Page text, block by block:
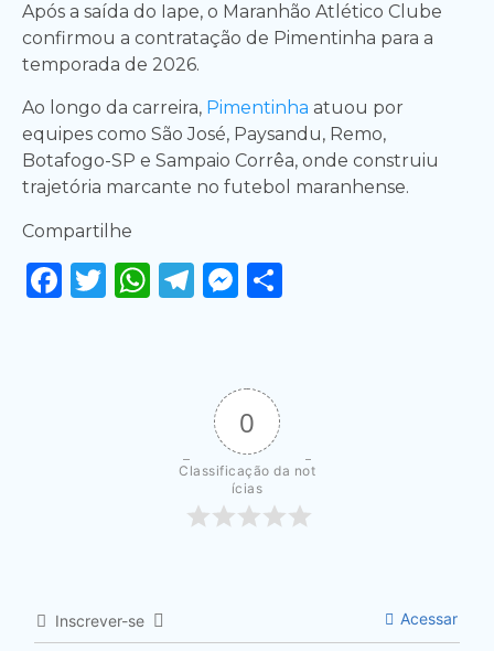
Após a saída do Iape, o Maranhão Atlético Clube
confirmou a contratação de Pimentinha para a
temporada de 2026.
Ao longo da carreira, Pimentinha atuou por
equipes como São José, Paysandu, Remo,
Botafogo-SP e Sampaio Corrêa, onde construiu
trajetória marcante no futebol maranhense.
Compartilhe
Facebook
Twitter
WhatsApp
Telegram
Messenger
0
Classificação da not
ícias
Inscrever-se Acessar